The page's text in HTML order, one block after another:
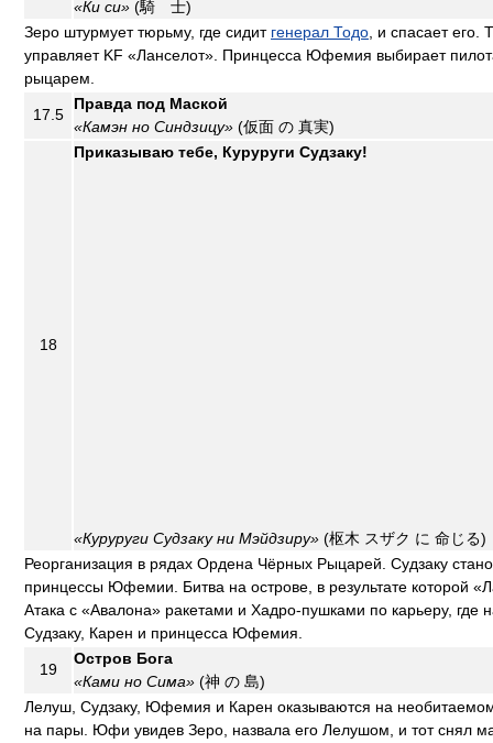
«Ки си» (騎 士)
Зеро штурмует тюрьму, где сидит генерал Тодо , и спасает его.
управляет KF «Ланселот». Принцесса Юфемия выбирает
рыцарем.
17.5
Правда под Маской
«Камэн но Синдзицу» (仮面 の 真実)
18
Приказываю тебе, Куруруги Судзаку!
«Куруруги Судзаку ни Мэйдзиру» (枢木 スザク に 命じる)
Реорганизация в рядах Ордена Чёрных Рыцарей. Судзаку
принцессы Юфемии. Битва на острове, в результате которой
Атака с «Авалона» ракетами и Хадро-пушками по карьеру, где
Судзаку, Карен и принцесса Юфемия.
19
Остров Бога
«Ками но Сима» (神 の 島)
Лелуш, Судзаку, Юфемия и Карен оказываются на
на пары. Юфи увидев Зеро, назвала его Лелушом, и тот снял